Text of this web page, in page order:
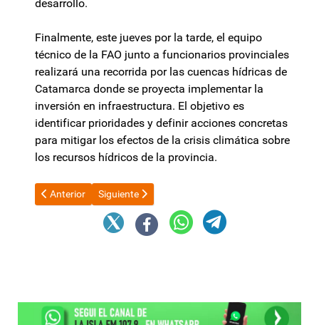
desarrollo.
Finalmente, este jueves por la tarde, el equipo
técnico de la FAO junto a funcionarios provinciales
realizará una recorrida por las cuencas hídricas de
Catamarca donde se proyecta implementar la
inversión en infraestructura. El objetivo es
identificar prioridades y definir acciones concretas
para mitigar los efectos de la crisis climática sobre
los recursos hídricos de la provincia.
Artículo anterior: Trabajadores viales recibirán un aumento del
Anterior Artículo siguiente: Por sospechas de filtraciones
Siguiente